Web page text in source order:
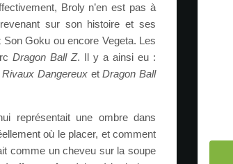
Broly n’en est pas à
sur son histoire et ses
Goku ou encore Vegeta. Les
Dragon Ball Z. Il y a ainsi eu :
DangereuxetDragon Ball
représentait une ombre dans
où le placer, et comment
comme un cheveu sur la soupe